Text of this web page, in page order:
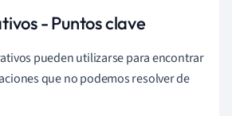
- Puntos clave
pueden utilizarse para encontrar
que no podemos resolver de